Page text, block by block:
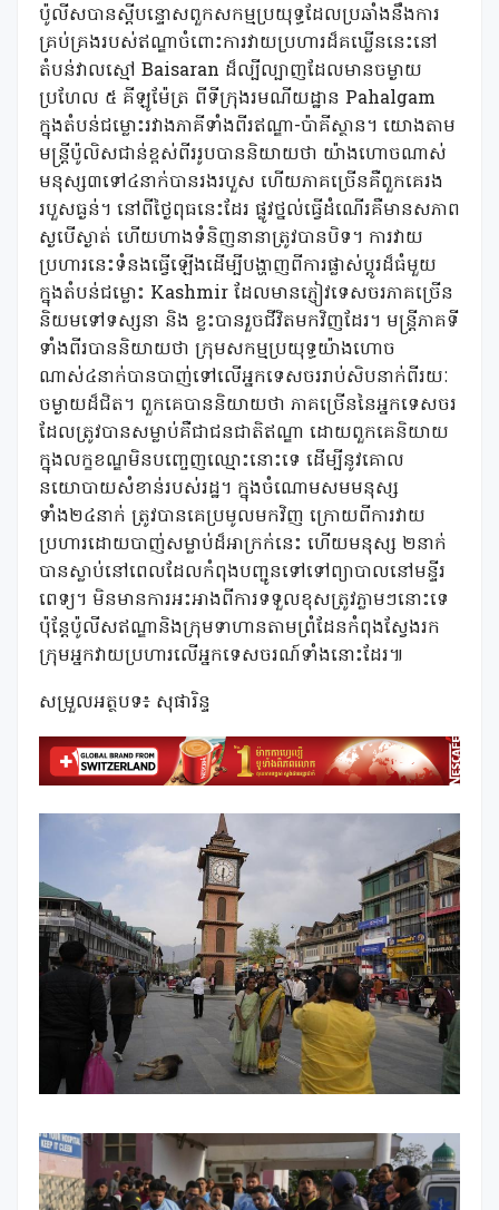
ប៉ូលីសបានស្តីបន្ទោសពួកសកម្មប្រយុទ្ធដែលប្រឆាំងនឹងការ
គ្រប់គ្រងរបស់ឥណ្ឌាចំពោះការវាយប្រហារដ៏គឃ្លើននេះនៅ
តំបន់វាលស្មៅ Baisaran ដ៏ល្បីល្បាញដែលមានចម្ងាយ
ប្រហែល ៥ គីឡូម៉ែត្រ ពីទីក្រុងរមណីយដ្ឋាន Pahalgam
ក្នុងតំបន់ជម្លោះរវាងភាគីទាំងពីរឥណ្ឌា-ប៉ាគីស្ថាន។ យោងតាម
មន្ត្រីប៉ូលិសជាន់ខ្ពស់ពីររូបបាននិយាយថា យ៉ាងហោចណាស់
មនុស្ស៣ទៅ៤នាក់បានរងរបួស ហើយភាគច្រើនគឺពួកគេរង
របួសធ្ងន់។ នៅពីថ្ងៃពុធនេះដែរ ផ្លូវថ្នល់ធ្វើដំណើរគឺមានសភាព
ស្ងបើស្ងាត់ ហើយហាងទំនិញនានាត្រូវបានបិទ។ ការវាយ
ប្រហារនេះទំនងធ្វើឡើងដើម្បីបង្ហាញពីការផ្លាស់ប្តូរដ៏ធំមួយ
ក្នុងតំបន់ជម្លោះ Kashmir ដែលមានភ្ញៀវទេសចរភាគច្រើន
និយមទៅទស្សនា និង ខ្លះបានរួចជីវិតមកវិញដែរ។ មន្ត្រីភាគទី
ទាំងពីរបាននិយាយថា ក្រុមសកម្មប្រយុទ្ធយ៉ាងហោច
ណាស់៤នាក់បានបាញ់ទៅលើអ្នកទេសចររាប់សិបនាក់ពីរយៈ
ចម្ងាយដ៏ជិត។ ពួកគេបាននិយាយថា ភាគច្រើននៃអ្នកទេសចរ
ដែលត្រូវបានសម្លាប់គឺជាជនជាតិឥណ្ឌា ដោយពួកគេនិយាយ
ក្នុងលក្ខខណ្ឌមិនបញ្ចេញឈ្មោះនោះទេ ដើម្បីនូវគោល
នយោបាយសំខាន់របស់រដ្ឋ។ ក្នុងចំណោមសមមនុស្ស
ទាំង២៤នាក់ ត្រូវបានគេប្រមូលមកវិញ ក្រោយពីការវាយ
ប្រហារដោយបាញ់សម្លាប់ដ៏អាក្រក់នេះ ហើយមនុស្ស ២នាក់
បានស្លាប់នៅពេលដែលកំពុងបញ្ជូនទៅទៅព្យាបាលនៅមន្ទីរ
ពេទ្យ។ មិនមានការអះអាងពីការទទួលខុសត្រូវភ្លាមៗនោះទេ
ប៉ុន្តែប៉ូលីសឥណ្ឌានិងក្រុមទាហានតាមព្រំដែនកំពុងស្វែងរក
ក្រុមអ្នកវាយប្រហារលើអ្នកទេសចរណ៍ទាំងនោះដែរ៕
សម្រួលអត្ថបទ៖ សុផារិន្ទ